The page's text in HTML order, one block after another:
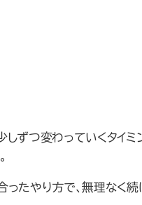
しずつ変わっていくタイミ
ったやり方で、無理なく続